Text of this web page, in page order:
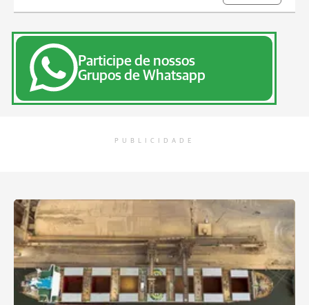
Participe de nossos
Grupos de Whatsapp
PUBLICIDADE